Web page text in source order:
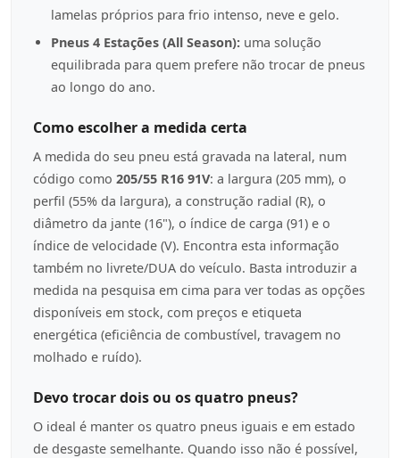
lamelas próprios para frio intenso, neve e gelo.
Pneus 4 Estações (All Season): uma solução
equilibrada para quem prefere não trocar de pneus
ao longo do ano.
Como escolher a medida certa
A medida do seu pneu está gravada na lateral, num
código como 205/55 R16 91V: a largura (205 mm), o
perfil (55% da largura), a construção radial (R), o
diâmetro da jante (16"), o índice de carga (91) e o
índice de velocidade (V). Encontra esta informação
também no livrete/DUA do veículo. Basta introduzir a
medida na pesquisa em cima para ver todas as opções
disponíveis em stock, com preços e etiqueta
energética (eficiência de combustível, travagem no
molhado e ruído).
Devo trocar dois ou os quatro pneus?
O ideal é manter os quatro pneus iguais e em estado
de desgaste semelhante. Quando isso não é possível,